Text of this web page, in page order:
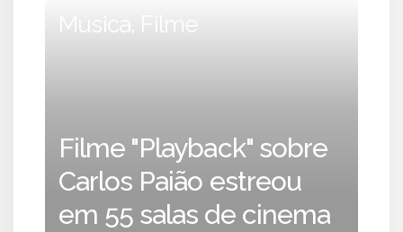
Música, Filme
Filme "Playback" sobre
Carlos Paião estreou
em 55 salas de cinema